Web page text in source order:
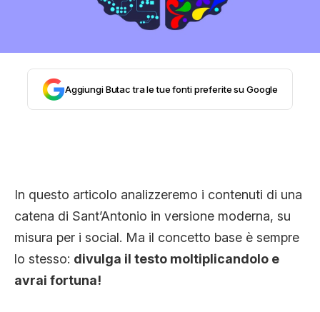
INTRATTENIMENTO
COMPLOTTI, LEGGENDE URBANE ED
TRUFFE E SOCIAL NETWORK
CLIMA ED ENERGIA
Aggiungi Butac tra le tue fonti preferite su Google
In questo articolo analizzeremo i contenuti di una
catena di Sant’Antonio in versione moderna, su
misura per i social. Ma il concetto base è sempre
lo stesso: divulga il testo moltiplicandolo e
avrai fortuna!